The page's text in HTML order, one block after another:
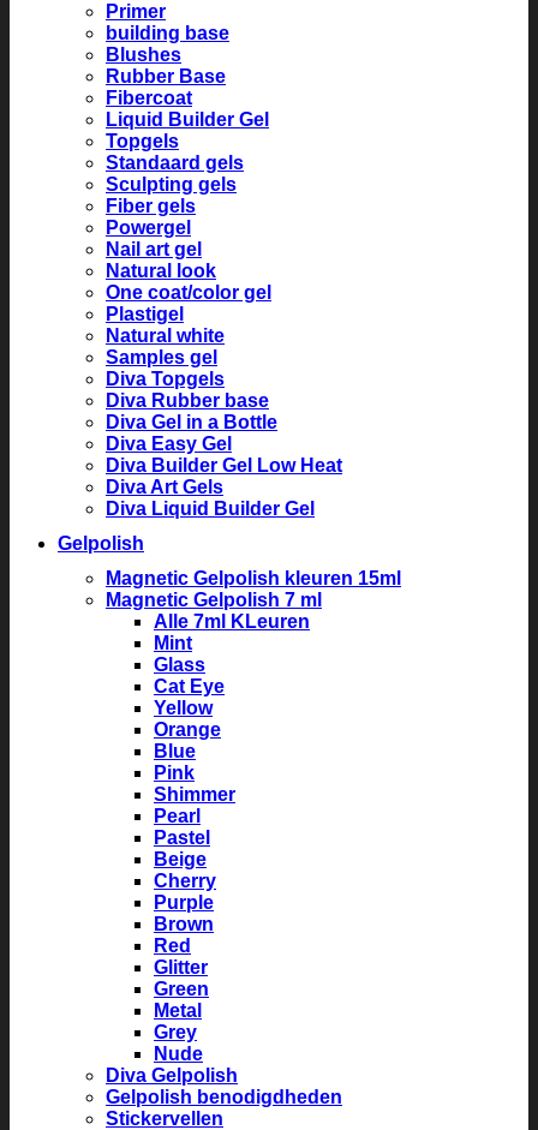
Primer
building base
Blushes
Rubber Base
Fibercoat
Liquid Builder Gel
Topgels
Standaard gels
Sculpting gels
Fiber gels
Powergel
Nail art gel
Natural look
One coat/color gel
Plastigel
Natural white
Samples gel
Diva Topgels
Diva Rubber base
Diva Gel in a Bottle
Diva Easy Gel
Diva Builder Gel Low Heat
Diva Art Gels
Diva Liquid Builder Gel
Gelpolish
Magnetic Gelpolish kleuren 15ml
Magnetic Gelpolish 7 ml
Alle 7ml KLeuren
Mint
Glass
Cat Eye
Yellow
Orange
Blue
Pink
Shimmer
Pearl
Pastel
Beige
Cherry
Purple
Brown
Red
Glitter
Green
Metal
Grey
Nude
Diva Gelpolish
Gelpolish benodigdheden
Stickervellen